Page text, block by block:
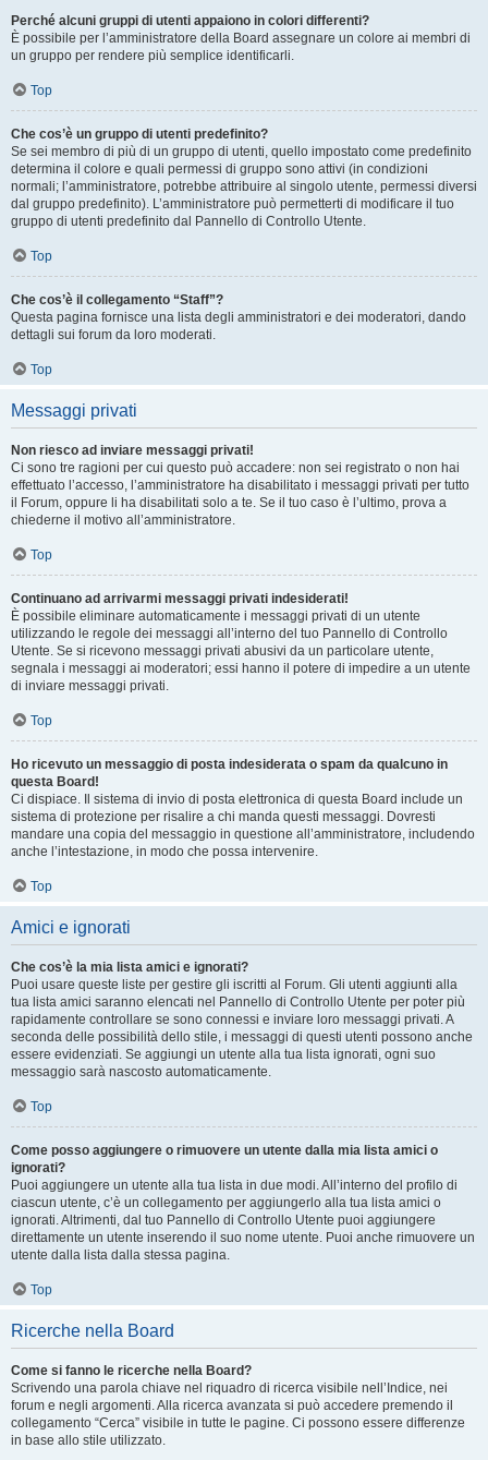
Perché alcuni gruppi di utenti appaiono in colori differenti?
È possibile per l’amministratore della Board assegnare un colore ai membri di
un gruppo per rendere più semplice identificarli.
Top
Che cos’è un gruppo di utenti predefinito?
Se sei membro di più di un gruppo di utenti, quello impostato come predefinito
determina il colore e quali permessi di gruppo sono attivi (in condizioni
normali; l’amministratore, potrebbe attribuire al singolo utente, permessi diversi
dal gruppo predefinito). L’amministratore può permetterti di modificare il tuo
gruppo di utenti predefinito dal Pannello di Controllo Utente.
Top
Che cos’è il collegamento “Staff”?
Questa pagina fornisce una lista degli amministratori e dei moderatori, dando
dettagli sui forum da loro moderati.
Top
Messaggi privati
Non riesco ad inviare messaggi privati!
Ci sono tre ragioni per cui questo può accadere: non sei registrato o non hai
effettuato l’accesso, l’amministratore ha disabilitato i messaggi privati per tutto
il Forum, oppure li ha disabilitati solo a te. Se il tuo caso è l’ultimo, prova a
chiederne il motivo all’amministratore.
Top
Continuano ad arrivarmi messaggi privati indesiderati!
È possibile eliminare automaticamente i messaggi privati ​​di un utente
utilizzando le regole dei messaggi all’interno del tuo Pannello di Controllo
Utente. Se si ricevono messaggi privati ​​abusivi da un particolare utente,
segnala i messaggi ai moderatori; essi hanno il potere di impedire a un utente
di inviare messaggi privati​​.
Top
Ho ricevuto un messaggio di posta indesiderata o spam da qualcuno in
questa Board!
Ci dispiace. Il sistema di invio di posta elettronica di questa Board include un
sistema di protezione per risalire a chi manda questi messaggi. Dovresti
mandare una copia del messaggio in questione all’amministratore, includendo
anche l’intestazione, in modo che possa intervenire.
Top
Amici e ignorati
Che cos’è la mia lista amici e ignorati?
Puoi usare queste liste per gestire gli iscritti al Forum. Gli utenti aggiunti alla
tua lista amici saranno elencati nel Pannello di Controllo Utente per poter più
rapidamente controllare se sono connessi e inviare loro messaggi privati. A
seconda delle possibilità dello stile, i messaggi di questi utenti possono anche
essere evidenziati. Se aggiungi un utente alla tua lista ignorati, ogni suo
messaggio sarà nascosto automaticamente.
Top
Come posso aggiungere o rimuovere un utente dalla mia lista amici o
ignorati?
Puoi aggiungere un utente alla tua lista in due modi. All’interno del profilo di
ciascun utente, c’è un collegamento per aggiungerlo alla tua lista amici o
ignorati. Altrimenti, dal tuo Pannello di Controllo Utente puoi aggiungere
direttamente un utente inserendo il suo nome utente. Puoi anche rimuovere un
utente dalla lista dalla stessa pagina.
Top
Ricerche nella Board
Come si fanno le ricerche nella Board?
Scrivendo una parola chiave nel riquadro di ricerca visibile nell’Indice, nei
forum e negli argomenti. Alla ricerca avanzata si può accedere premendo il
collegamento “Cerca” visibile in tutte le pagine. Ci possono essere differenze
in base allo stile utilizzato.